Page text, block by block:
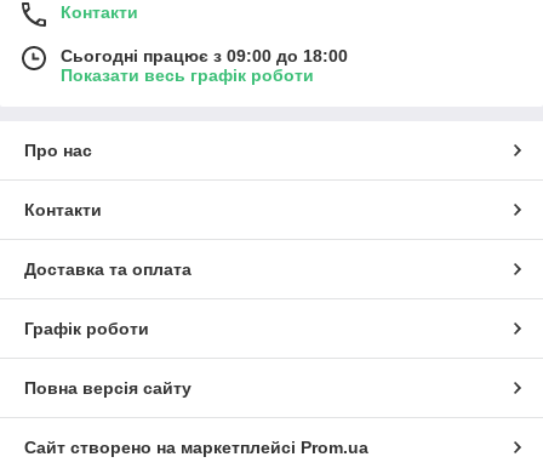
Контакти
Сьогодні працює з 09:00 до 18:00
Показати весь графік роботи
Про нас
Контакти
Доставка та оплата
Графік роботи
Повна версія сайту
Сайт створено на маркетплейсі Prom.ua